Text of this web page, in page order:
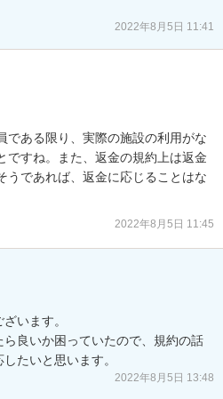
2022年8月5日 11:41
である限り、実際の施設の利用がな
ですね。また、返金の規約上は返金
うであれば、返金に応じることはな
2022年8月5日 11:45
います。
良いか困っていたので、規約の話
たいと思います。
2022年8月5日 13:48